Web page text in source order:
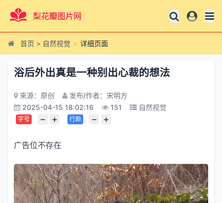
首页 > 自然视觉 详细页面
浴后外出真是一种别出心裁的想法
来源：原创
发布/作者：宋明方
2025-04-15 18:02:16
151 自然视觉
字号 − + 行距 − +
广告位不存在